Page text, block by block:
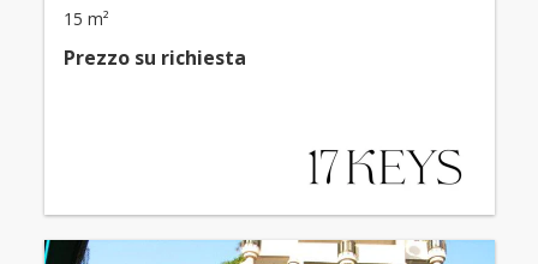
15 m²
Prezzo su richiesta